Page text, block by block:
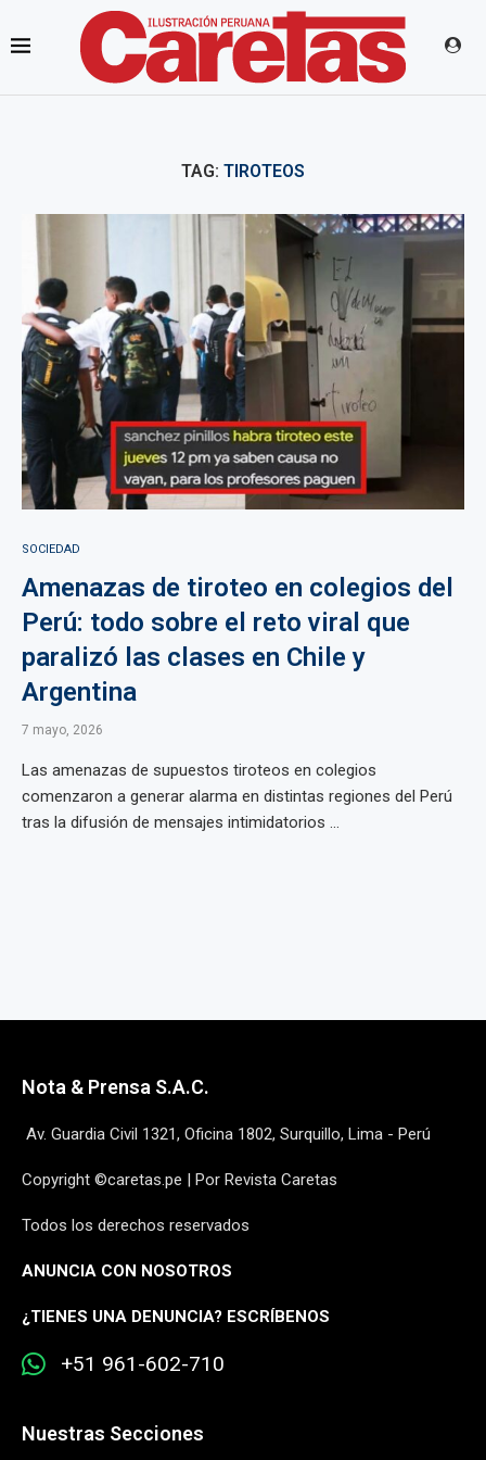
TAG: TIROTEOS
SOCIEDAD
Amenazas de tiroteo en colegios del
Perú: todo sobre el reto viral que
paralizó las clases en Chile y
Argentina
7 mayo, 2026
Las amenazas de supuestos tiroteos en colegios
comenzaron a generar alarma en distintas regiones del Perú
tras la difusión de mensajes intimidatorios ...
Nota & Prensa S.A.C.
Av. Guardia Civil 1321, Oficina 1802, Surquillo, Lima - Perú
Copyright ©caretas.pe | Por Revista Caretas
Todos los derechos reservados
ANUNCIA CON NOSOTROS
¿TIENES UNA DENUNCIA? ESCRÍBENOS
+51 961-602-710
Nuestras Secciones